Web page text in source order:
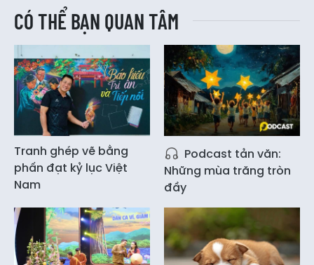
CÓ THỂ BẠN QUAN TÂM
Tranh ghép vẽ bằng
phấn đạt kỷ lục Việt
Nam
Podcast tản văn:
Những mùa trăng tròn
đầy